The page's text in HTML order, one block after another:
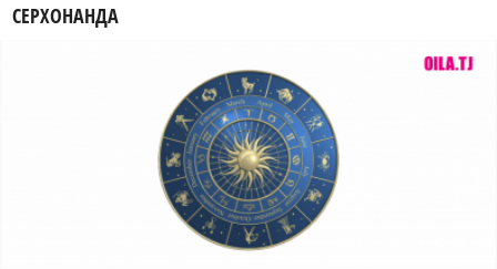
СЕРХОНАНДА